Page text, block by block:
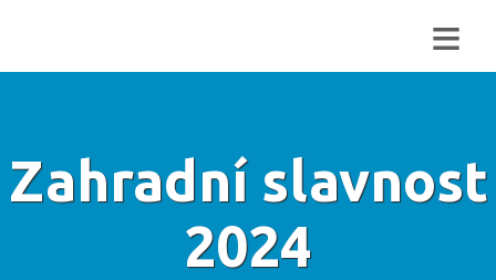
≡
Zahradní slavnost
2024